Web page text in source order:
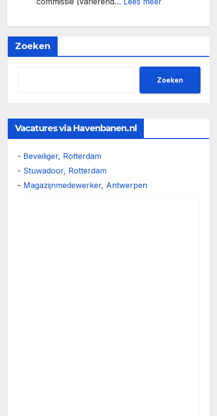
de
Zoeken
Zoeken
Vacatures via Havenbanen.nl
- Beveiliger, Rotterdam
- Stuwadoor, Rotterdam
- Magazijnmedewerker, Antwerpen